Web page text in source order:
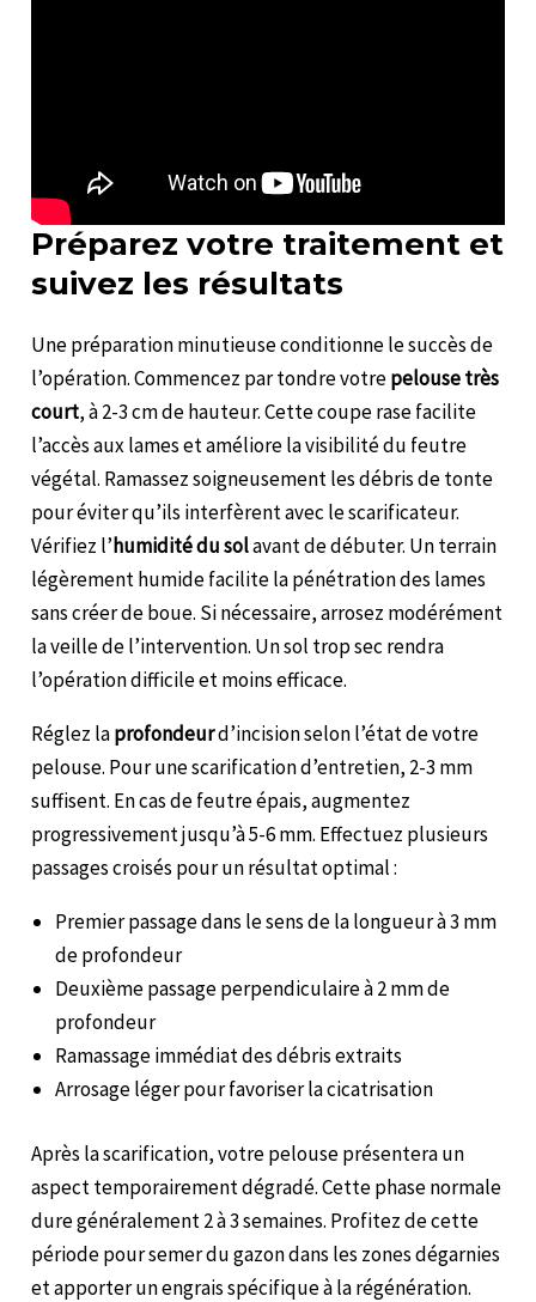
Préparez votre traitement et
suivez les résultats
Une préparation minutieuse conditionne le succès de
l’opération. Commencez par tondre votrepelouse très
court, à 2-3 cm de hauteur. Cette coupe rase facilite
l’accès aux lames et améliore la visibilité du feutre
végétal. Ramassez soigneusement les débris de tonte
pour éviter qu’ils interfèrent avec le scarificateur.
Vérifiez l’humidité du solavant de débuter. Un terrain
légèrement humide facilite la pénétration des lames
sans créer de boue. Si nécessaire, arrosez modérément
la veille de l’intervention. Un sol trop sec rendra
l’opération difficile et moins efficace.
Réglez laprofondeurd’incision selon l’état de votre
pelouse. Pour une scarification d’entretien, 2-3 mm
suffisent. En cas de feutre épais, augmentez
progressivement jusqu’à 5-6 mm. Effectuez plusieurs
passages croisés pour un résultat optimal :
Premier passage dans le sens de la longueur à 3 mm
de profondeur
Deuxième passage perpendiculaire à 2 mm de
profondeur
Ramassage immédiat des débris extraits
Arrosage léger pour favoriser la cicatrisation
Après la scarification, votre pelouse présentera un
aspect temporairement dégradé. Cette phase normale
dure généralement 2 à 3 semaines. Profitez de cette
période pour semer du gazon dans les zones dégarnies
et apporter un engrais spécifique à la régénération.